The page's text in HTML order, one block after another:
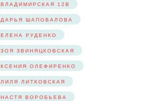
ВЛАДИМИРСКАЯ 12В
ДАРЬЯ ШАПОВАЛОВА
ЕЛЕНА РУДЕНКО
ЗОЯ ЗВИНЯЦКОВСКАЯ
КСЕНИЯ ОЛЕФИРЕНКО
ЛИЛЯ ЛИТКОВСКАЯ
НАСТЯ ВОРОБЬЕВА